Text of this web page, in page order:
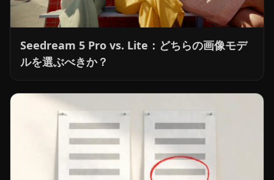
Seedream 5 Pro vs. Lite：どちらの画像モデ
ルを選ぶべきか？